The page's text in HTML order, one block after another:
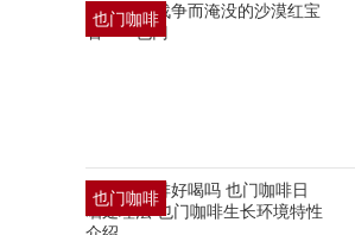
也门咖啡
也门咖啡